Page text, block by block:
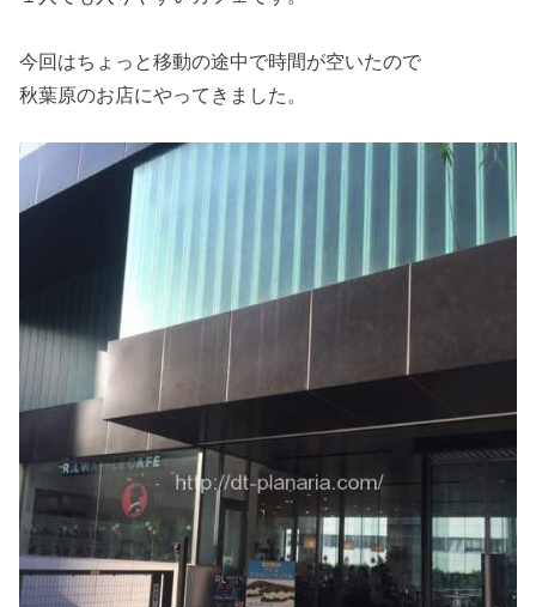
今回はちょっと移動の途中で時間が空いたので
秋葉原のお店にやってきました。